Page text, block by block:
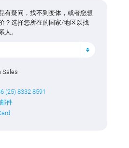
有疑问，找不到变体，或者您想
？选择您所在的国家/地区以找
人。
Sales
(25) 8332 8591
件